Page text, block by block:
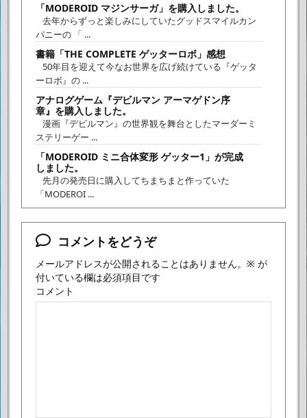
「MODEROID マジンサーガ」を購入しました。
去年からずっと楽しみにしていたグッドスマイルカン
パニーの 「 ...
書籍「THE COMPLETE ゲッターロボ」感想
50年目を迎えて今なお世界を広げ続けている『ゲッタ
ーロボ』の ...
アナログゲーム『デビルマン アーマゲドン序
章』を購入しました。
漫画『デビルマン』の世界観を舞台としたマーダーミ
ステリーゲー ...
「MODEROID ミニ合体変形 ゲッター1」が完成
しました。
先月の発売日に購入してちまちまと作っていた
「MODEROI ...
コメントをどうぞ
メールアドレスが公開されることはありません。 ※ が
付いている欄は必須項目です
コメント